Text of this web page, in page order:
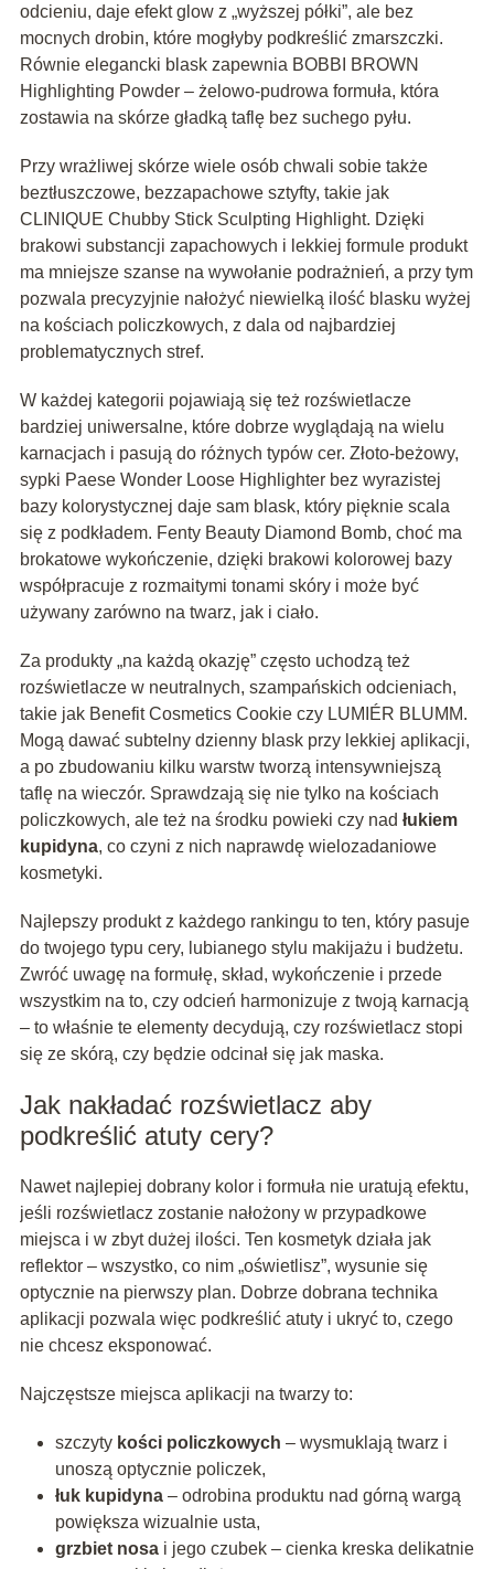
odcieniu, daje efekt glow z „wyższej półki”, ale bez
mocnych drobin, które mogłyby podkreślić zmarszczki.
Równie elegancki blask zapewnia BOBBI BROWN
Highlighting Powder – żelowo-pudrowa formuła, która
zostawia na skórze gładką taflę bez suchego pyłu.
Przy wrażliwej skórze wiele osób chwali sobie także
beztłuszczowe, bezzapachowe sztyfty, takie jak
CLINIQUE Chubby Stick Sculpting Highlight. Dzięki
brakowi substancji zapachowych i lekkiej formule produkt
ma mniejsze szanse na wywołanie podrażnień, a przy tym
pozwala precyzyjnie nałożyć niewielką ilość blasku wyżej
na kościach policzkowych, z dala od najbardziej
problematycznych stref.
W każdej kategorii pojawiają się też rozświetlacze
bardziej uniwersalne, które dobrze wyglądają na wielu
karnacjach i pasują do różnych typów cer. Złoto-beżowy,
sypki Paese Wonder Loose Highlighter bez wyrazistej
bazy kolorystycznej daje sam blask, który pięknie scala
się z podkładem. Fenty Beauty Diamond Bomb, choć ma
brokatowe wykończenie, dzięki brakowi kolorowej bazy
współpracuje z rozmaitymi tonami skóry i może być
używany zarówno na twarz, jak i ciało.
Za produkty „na każdą okazję” często uchodzą też
rozświetlacze w neutralnych, szampańskich odcieniach,
takie jak Benefit Cosmetics Cookie czy LUMIÉR BLUMM.
Mogą dawać subtelny dzienny blask przy lekkiej aplikacji,
a po zbudowaniu kilku warstw tworzą intensywniejszą
taflę na wieczór. Sprawdzają się nie tylko na kościach
policzkowych, ale też na środku powieki czy nad łukiem
kupidyna, co czyni z nich naprawdę wielozadaniowe
kosmetyki.
Najlepszy produkt z każdego rankingu to ten, który pasuje
do twojego typu cery, lubianego stylu makijażu i budżetu.
Zwróć uwagę na formułę, skład, wykończenie i przede
wszystkim na to, czy odcień harmonizuje z twoją karnacją
– to właśnie te elementy decydują, czy rozświetlacz stopi
się ze skórą, czy będzie odcinał się jak maska.
Jak nakładać rozświetlacz aby
podkreślić atuty cery?
Nawet najlepiej dobrany kolor i formuła nie uratują efektu,
jeśli rozświetlacz zostanie nałożony w przypadkowe
miejsca i w zbyt dużej ilości. Ten kosmetyk działa jak
reflektor – wszystko, co nim „oświetlisz”, wysunie się
optycznie na pierwszy plan. Dobrze dobrana technika
aplikacji pozwala więc podkreślić atuty i ukryć to, czego
nie chcesz eksponować.
Najczęstsze miejsca aplikacji na twarzy to:
szczyty kości policzkowych – wysmuklają twarz i
unoszą optycznie policzek,
łuk kupidyna– odrobina produktu nad górną wargą
powiększa wizualnie usta,
grzbiet nosai jego czubek – cienka kreska delikatnie